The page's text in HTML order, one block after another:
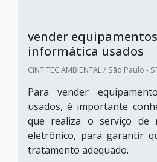
vender
informática usados
CINTITEC AMBIENTAL / São Paulo -
Para vender
usados, é importante
que realiza o serviço de
eletrônico, para garantir
tratamento adequado.